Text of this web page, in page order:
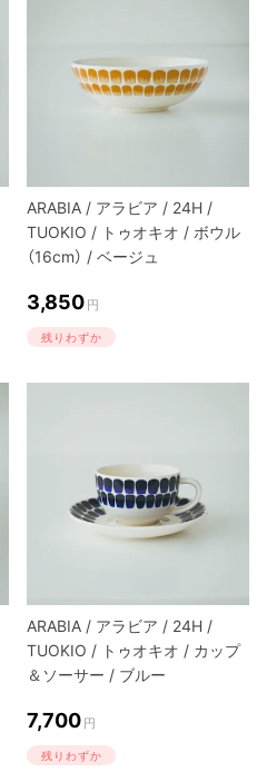
ARABIA / アラビア / 24H /
TUOKIO / トゥオキオ / ボウル
（16cm） / ベージュ
3,850 円
残りわずか
ARABIA / アラビア / 24H /
TUOKIO / トゥオキオ / カップ
＆ソーサー / ブルー
7,700 円
残りわずか